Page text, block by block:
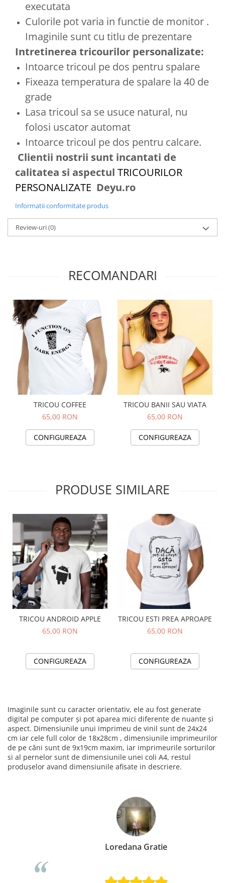
executata
Culorile pot varia in functie de monitor .
Imaginile sunt cu titlu de prezentare
Intretinerea tricourilor personalizate:
Intoarce tricoul pe dos pentru spalare
Fixeaza temperatura de spalare la 40 de
grade
Lasa tricoul sa se usuce natural, nu
folosi uscator automat
Intoarce tricoul pe dos pentru calcare.
Clientii nostrii sunt incantati de
calitatea si aspectul TRICOURILOR
PERSONALIZATE Deyu.ro
Informatii conformitate produs
Review-uri(0)
RECOMANDARI
TRICOU COFFEE
65,00 RON
CONFIGUREAZA
TRICOU BANII SAU VIATA
65,00 RON
CONFIGUREAZA
PRODUSE SIMILARE
TRICOU ANDROID APPLE
65,00 RON
CONFIGUREAZA
TRICOU ESTI PREA APROAPE
65,00 RON
CONFIGUREAZA
Imaginile sunt cu caracter orientativ, ele au fost generate
digital pe computer și pot aparea mici diferente de nuante și
aspect. Dimensiunile unui imprimeu de vinil sunt de 24x24
cm iar cele full color de 18x28cm , dimensiunile imprimeurilor
de pe căni sunt de 9x19cm maxim, iar imprimeurile sorturilor
si al pernelor sunt de dimensiunile unei coli A4, restul
produselor avand dimensiunile afisate in descriere.
Loredana Gratie